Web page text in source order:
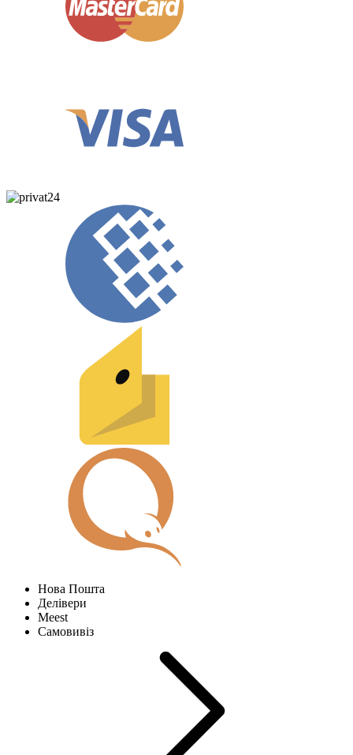
Нова Пошта
Делівери
Meest
Самовивіз